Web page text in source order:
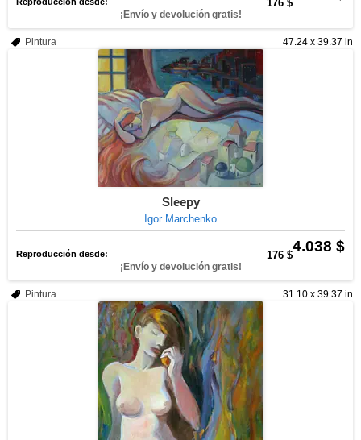
176 $
¡Envío y devolución gratis!
47.24 x 39.37 in
Pintura
Sleepy
Igor Marchenko
4.038 $
Reproducción desde: 176 $
¡Envío y devolución gratis!
31.10 x 39.37 in
Pintura